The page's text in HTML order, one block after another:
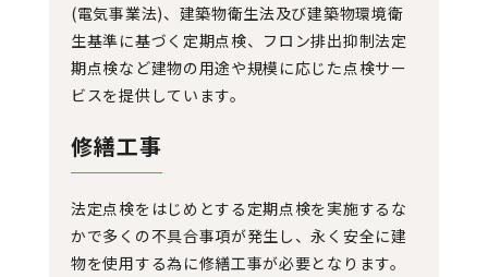
(電気事業法)、建築物衛生法及び建築物環境衛
生基準に基づく定期点検、フロン排出抑制法定
期点検など建物の用途や規模に応じた点検サー
ビスを提供しています。
修繕工事
法定点検をはじめとする定期点検を実施するな
かで多くの不具合事項が発生し、永く安全に建
物を使用する為に修繕工事が必要となります。